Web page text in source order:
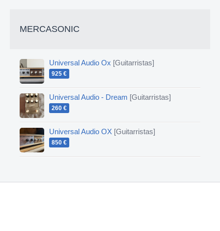
MERCASONIC
Universal Audio Ox [Guitarristas]
925 €
Universal Audio - Dream [Guitarristas]
260 €
Universal Audio OX [Guitarristas]
850 €